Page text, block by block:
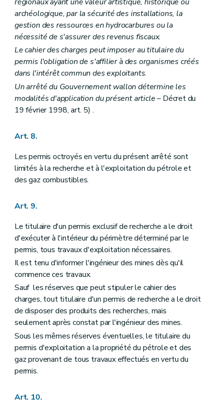
archéologique, par la sécurité des installations, la
gestion des ressources en hydrocarbures ou la
nécessité de s'assurer des revenus fiscaux.
Le cahier des charges peut imposer au titulaire du
permis l'obligation de s'affilier à des organismes créés
dans l'intérêt commun des exploitants.
Un arrêté du Gouvernement wallon détermine les
modalités d'application du présent article– Décret du
19 février 1998, art. 5) .
Art. 8.
Les permis octroyés en vertu du présent arrêté sont
limités à la recherche et à l'exploitation du pétrole et
des gaz combustibles.
Art. 9.
Le titulaire d'un permis exclusif de recherche a le droit
d'exécuter à l'intérieur du périmètre déterminé par le
permis, tous travaux d'exploitation nécessaires.
Il est tenu d'informer l'ingénieur des mines dès qu'il
commence ces travaux.
Sauf les réserves que peut stipuler le cahier des
charges, tout titulaire d'un permis de recherche a le droit
de disposer des produits des recherches, mais
seulement après constat par l'ingénieur des mines.
Sous les mêmes réserves éventuelles, le titulaire du
permis d'exploitation a la propriété du pétrole et des
gaz provenant de tous travaux effectués en vertu du
permis.
Art. 10.